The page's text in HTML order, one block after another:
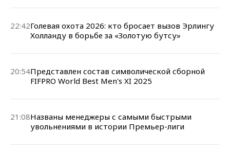
22:42Голевая охота 2026: кто бросает вызов Эрлингу
Холланду в борьбе за «Золотую бутсу»
20:54Представлен состав символической сборной
FIFPRO World Best Men's XI 2025
21:08Названы менеджеры с самыми быстрыми
увольнениями в истории Премьер-лиги